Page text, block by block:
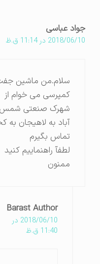
جواد عباسی
2018/06/10 در 11:14 ق.ظ
سلام.من ماشین جفت
کمپرسی می خوام از
شهرک صنعتی شمس
آباد به لاهیجان به کجا
تماس بگیرم
لطفآ راهنماییم کنید
ممنون
Barast Author
2018/06/10 در
11:40 ق.ظ